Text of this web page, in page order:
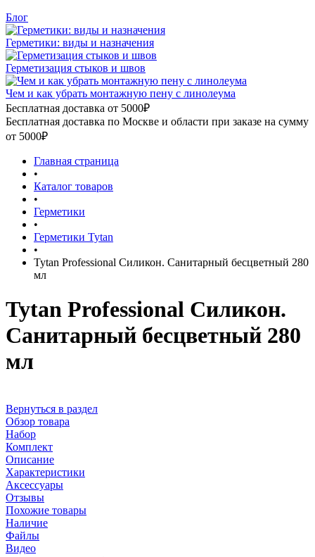
Блог
Герметики: виды и назначения
Герметизация стыков и швов
Чем и как убрать монтажную пену с линолеума
Бесплатная доставка от 5000₽
Бесплатная доставка по Москве и области при заказе на сумму
от 5000₽
Главная страница
•
Каталог товаров
•
Герметики
•
Герметики Tytan
•
Tytan Professional Силикон. Санитарный бесцветный 280
мл
Tytan Professional Силикон.
Санитарный бесцветный 280
мл
Вернуться в раздел
Обзор товара
Набор
Комплект
Описание
Характеристики
Аксессуары
Отзывы
Похожие товары
Наличие
Файлы
Видео